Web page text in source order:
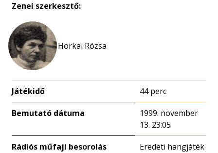
Zenei szerkesztő:
Horkai Rózsa
Játékidő 44 perc
Bemutató dátuma
1999. november
13. 23:05
Rádiós műfaji besorolás
Eredeti hangjáték